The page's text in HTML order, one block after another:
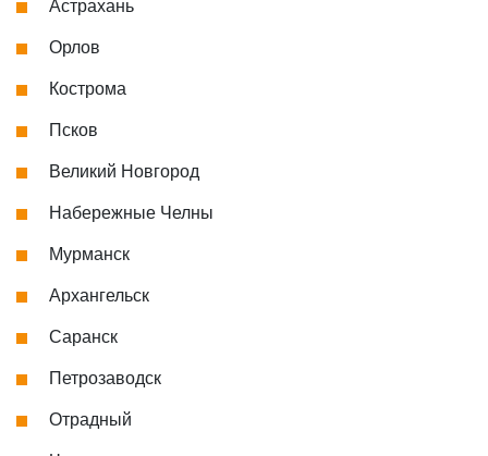
Астрахань
Орлов
Кострома
Псков
Великий Новгород
Набережные Челны
Мурманск
Архангельск
Саранск
Петрозаводск
Отрадный